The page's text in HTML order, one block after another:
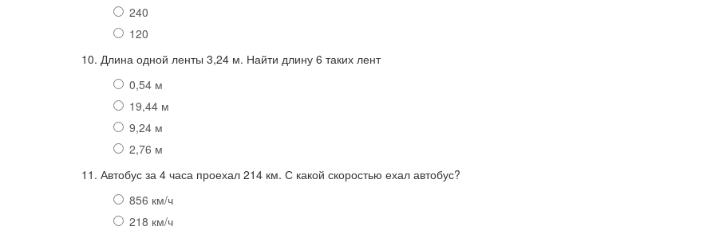
240
120
10. Длина одной ленты 3,24 м. Найти длину 6 таких лент
0,54 м
19,44 м
9,24 м
2,76 м
11. Автобус за 4 часа проехал 214 км. С какой скоростью ехал автобус?
856 км/ч
218 км/ч